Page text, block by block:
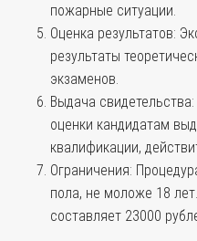
пожарные ситуации.
Оценка результатов:
результаты
экзаменов.
Выдача
оценки кандидатам
квалификации,
Ограничения:
пола, не моложе 18
составляет 23000